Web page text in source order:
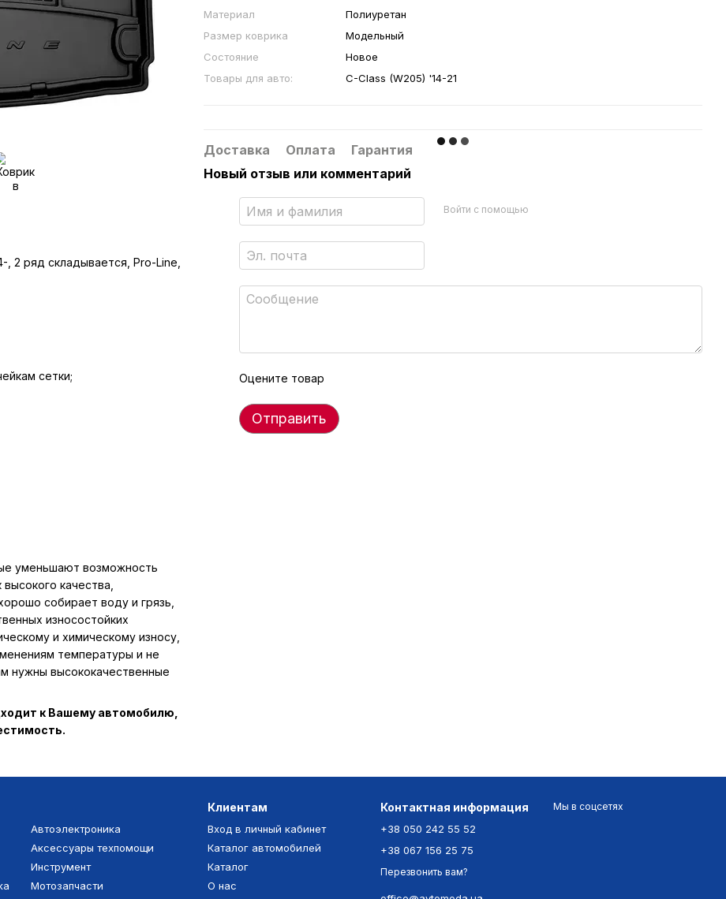
, 2 ряд складывается, Pro-Line,
сетки;
уменьшают возможность
качества,
собирает воду и грязь,
износостойких
и химическому износу,
температуры и не
нужны высококачественные
к Вашему автомобилю,
Материал
Полиуретан
Размер коврика
Модельный
Состояние
Новое
Товары для авто:
C-Class (W205) '14-21
Доставка Оплата
Гарантия
Новый отзыв или комментарий
Войти с помощью
Оцените товар
Отправить
Автоэлектроника
Аксессуары техпомощи
Инструмент
Мотозапчасти
Клиентам
Вход в личный кабинет
Каталог автомобилей
Каталог
О нас
Контактная информация
+38 050 242 55 52
+38 067 156 25 75
Перезвонить вам?
Мы в соцсетях